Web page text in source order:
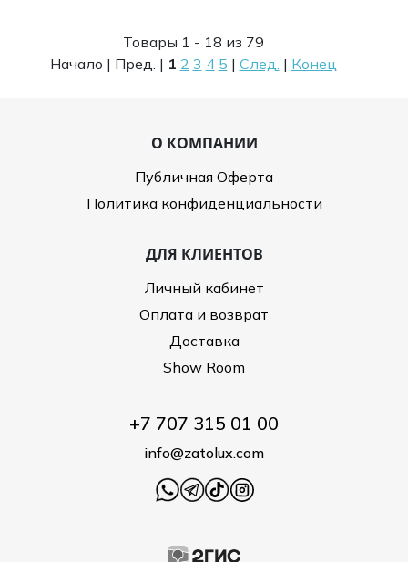
Товары 1 - 18 из 79
Начало | Пред. | 1 2 3 4 5 | След. | Конец
О КОМПАНИИ
Публичная Оферта
Политика конфиденциальности
ДЛЯ КЛИЕНТОВ
Личный кабинет
Оплата и возврат
Доставка
Show Room
+7 707 315 01 00
info@zatolux.com